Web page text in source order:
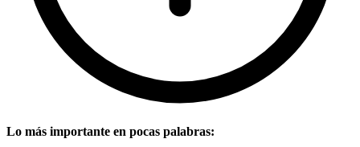
Lo más importante en pocas palabras: